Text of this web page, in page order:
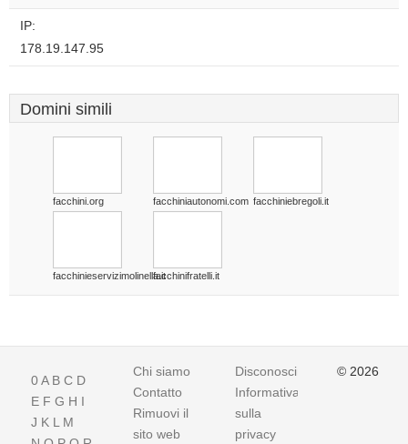
IP:
178.19.147.95
Domini simili
facchini.org facchiniautonomi.com facchiniebregoli.it
facchinieservizimolinella.itfacchinifratelli.it
0A B C D
E F G H I
J K L M
Chi siamo
Contatto
Rimuovi il
sito web
Disconoscimento
Informativa
sulla
privacy
© 2026